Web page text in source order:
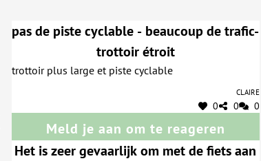
pas de piste cyclable - beaucoup de trafic-
trottoir étroit
trottoir plus large et piste cyclable
Claire
0 0 0
Meld je aan om te reageren
Het is zeer gevaarlijk om met de fiets aan